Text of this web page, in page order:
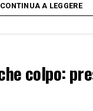
CONTINUA A LEGGERE
colpo: